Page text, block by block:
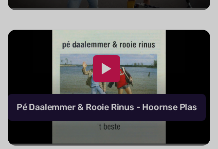
Pé Daalemmer & Rooie Rinus - Hoornse Plas